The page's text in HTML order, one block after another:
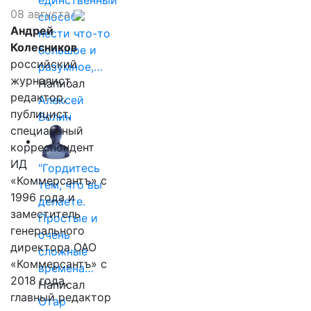
способ
нести что-то
большое и
разумное,…
Написал
Алексей
Волин
"Гордитесь
тем, что вы
делаете.
Простые и
очень
сложные
времена…
Написал
Отар
08 августа
Андрей
Колесников
российский
журналист,
редактор,
публицист,
специальный
корреспондент
ИД
«Коммерсантъ» с
1996 года и
заместитель
генерального
директора ОАО
«Коммерсантъ» с
2018 года,
главный редактор